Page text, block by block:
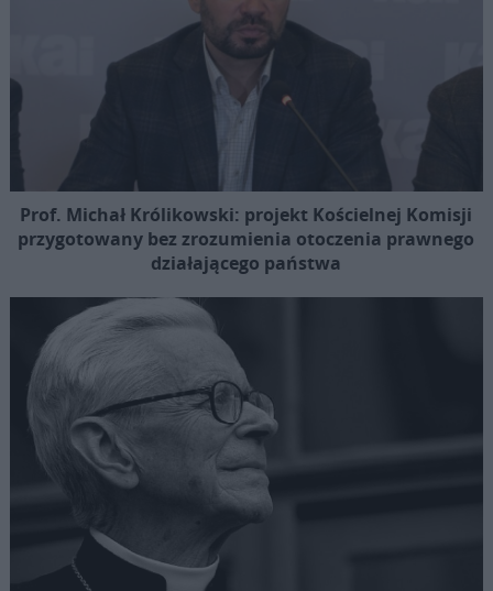
Prof. Michał Królikowski: projekt Kościelnej Komisji
przygotowany bez zrozumienia otoczenia prawnego
działającego państwa